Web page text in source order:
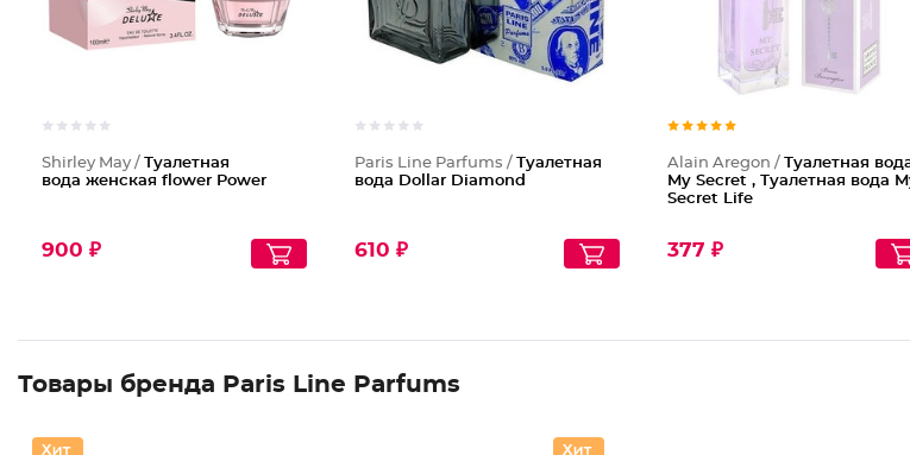
Shirley May / Туалетная
вода женская flower Power
900 ₽
Paris Line Parfums / Туалетная
вода Dollar Diamond
610 ₽
Alain Aregon / Туалетная
My Secret , Туалетная вода
Secret Life
377 ₽
Товары бренда Paris Line Parfums